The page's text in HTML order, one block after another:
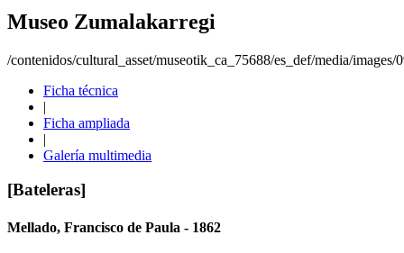
Museo Zumalakarregi
/contenidos/cultural_asset/museotik_ca_75688/es_def/media/
Ficha técnica
|
Ficha ampliada
|
Galería multimedia
[Bateleras]
Mellado, Francisco de Paula - 1862